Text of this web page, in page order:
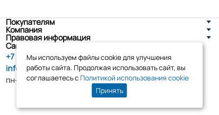
Покупателям
Компания
Правовая информация
Санкт-Петербург, ул. Новоселов д. 8
+7 (800) 555-86-90
info@tk-elko.ru
пн-пт, 10:00 - 18:00
Мы используем файлы cookie для улучшения
работы сайта. Продолжая использовать сайт, вы
соглашаетесь с Политикой использования cookie
Принять